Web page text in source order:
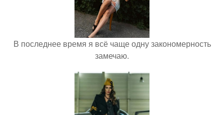
В последнее время я всё чаще одну закономерность
замечаю.